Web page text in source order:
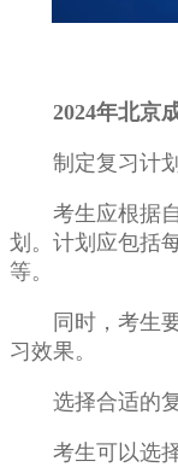
2024年北京
制定复习计划
考生应根据自
划。计划应包括
等。
同时，考生要
习效果。
选择合适的复
考生可以选择